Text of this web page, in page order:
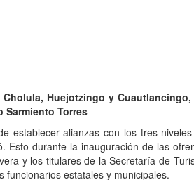
Huejotzingo y Cuautlancingo,
Sarmiento Torres
establecer alianzas con los tres
Esto durante la inauguración de las
y los titulares de la Secretaría de
funcionarios estatales y municipales.